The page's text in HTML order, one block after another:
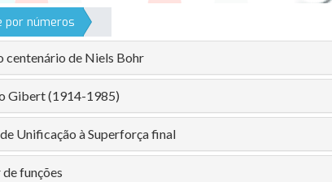
por números
centenário de Niels Bohr
Gibert (1914-1985)
Unificação à Superforça final
funções